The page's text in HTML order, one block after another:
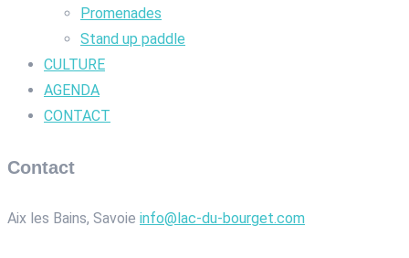
Promenades
Stand up paddle
CULTURE
AGENDA
CONTACT
Contact
Aix les Bains, Savoie info@lac-du-bourget.com